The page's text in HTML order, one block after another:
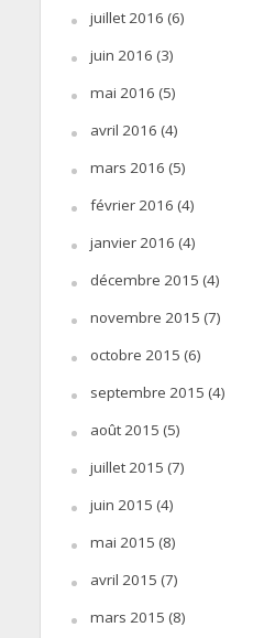
juillet 2016 (6)
juin 2016 (3)
mai 2016 (5)
avril 2016 (4)
mars 2016 (5)
février 2016 (4)
janvier 2016 (4)
décembre 2015 (4)
novembre 2015 (7)
octobre 2015 (6)
septembre 2015 (4)
août 2015 (5)
juillet 2015 (7)
juin 2015 (4)
mai 2015 (8)
avril 2015 (7)
mars 2015 (8)